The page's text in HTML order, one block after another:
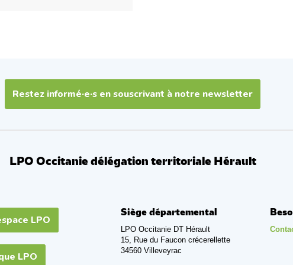
Restez informé·e·s en souscrivant à notre newsletter
LPO Occitanie délégation territoriale Hérault
LPO
LPO
Siège départemental
LPO Occitanie DT Hérault
15, Rue du Faucon crécerellette
34560 Villeveyrac